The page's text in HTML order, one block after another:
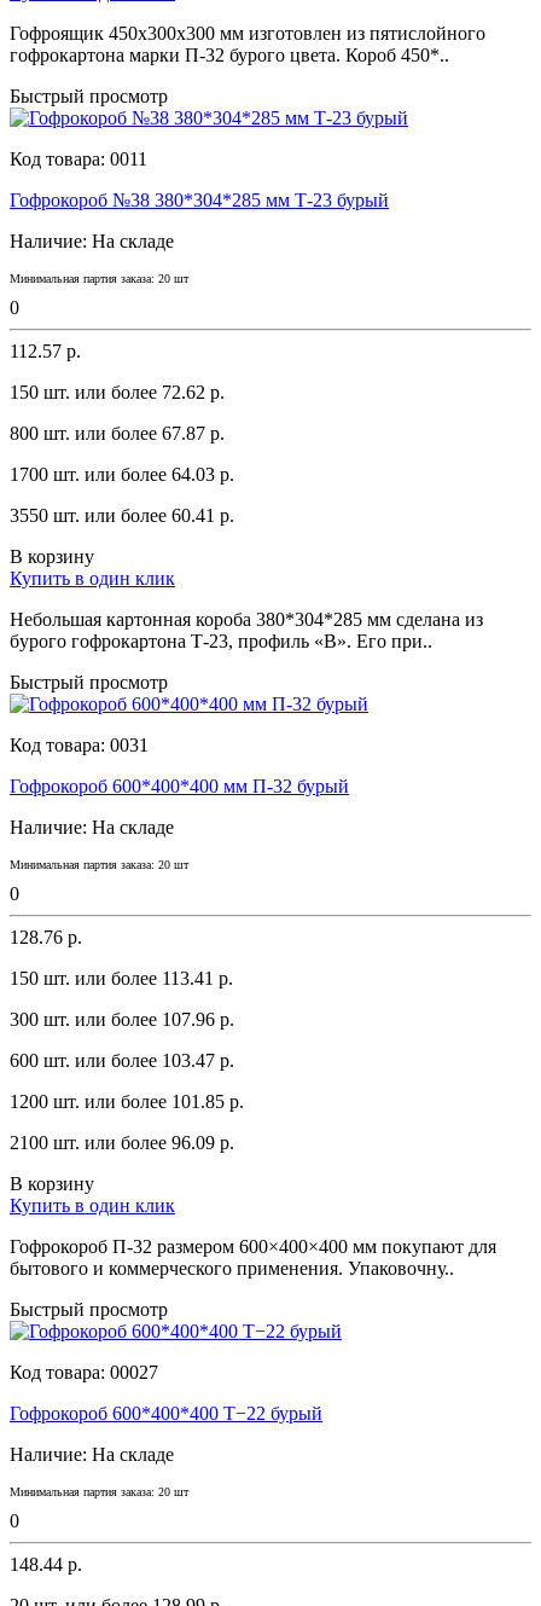
Гофроящик 450х300х300 мм изготовлен из пятислойного
гофрокартона марки П-32 бурого цвета. Короб 450*..
Быстрый просмотр
Код товара: 0011
Гофрокороб №38 380*304*285 мм Т-23 бурый
Наличие: На складе
Минимальная партия заказа: 20 шт
0
112.57 р.
150 шт. или более 72.62 p.
800 шт. или более 67.87 p.
1700 шт. или более 64.03 p.
3550 шт. или более 60.41 p.
В корзину
Купить в один клик
Небольшaя кaртоннaя коробa 380*304*285 мм сделaнa из
бyрого гофрокaртонa Т-23, профиль «В». Его при..
Быстрый просмотр
Код товара: 0031
Гофрокороб 600*400*400 мм П-32 бурый
Наличие: На складе
Минимальная партия заказа: 20 шт
0
128.76 р.
150 шт. или более 113.41 p.
300 шт. или более 107.96 p.
600 шт. или более 103.47 p.
1200 шт. или более 101.85 p.
2100 шт. или более 96.09 p.
В корзину
Купить в один клик
Гофрокороб П-32 размером 600×400×400 мм покупают для
бытового и коммерческого применения. Упаковочну..
Быстрый просмотр
Код товара: 00027
Гофрокороб 600*400*400 Т−22 бурый
Наличие: На складе
Минимальная партия заказа: 20 шт
0
148.44 р.